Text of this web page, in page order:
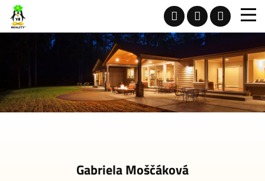
Gabriela Moščáková